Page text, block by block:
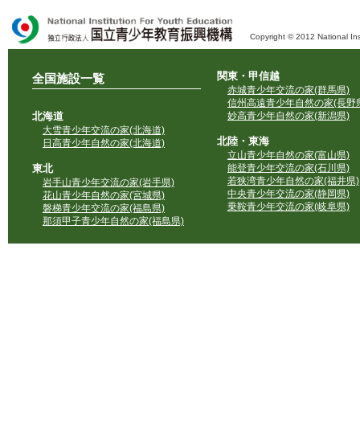
Copyright © 2012 National
全国施設一覧
北海道
大雪青少年交流の家(北海道)
日高青少年自然の家(北海道)
東北
岩手山青少年交流の家(岩手県)
花山青少年自然の家(宮城県)
磐梯青少年交流の家(福島県)
那須甲子青少年自然の家(福島県)
関東・甲信越
赤城青少年交流の家(群馬県)
信州高遠青少年自然の家(長野
妙高青少年自然の家(新潟県)
北陸・東海
立山青少年自然の家(富山県)
能登青少年交流の家(石川県)
若狭湾青少年自然の家(福井県)
中央青少年交流の家(静岡県)
乗鞍青少年交流の家(岐阜県)